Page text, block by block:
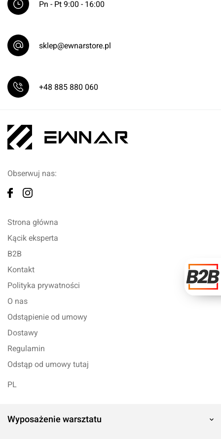
Pn - Pt 9:00 - 16:00
sklep@ewnarstore.pl
+48 885 880 060
Obserwuj nas:
Strona główna
Kącik eksperta
B2B
Kontakt
Polityka prywatności
O nas
Odstąpienie od umowy
Dostawy
Regulamin
Odstąp od umowy tutaj
PL
Wyposażenie warsztatu